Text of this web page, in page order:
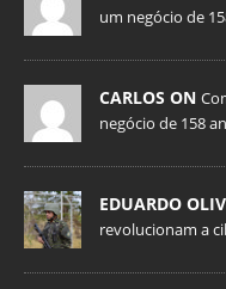
um negócio de
CARLOS ON
negócio de 158
EDUARDO
revolucionam a